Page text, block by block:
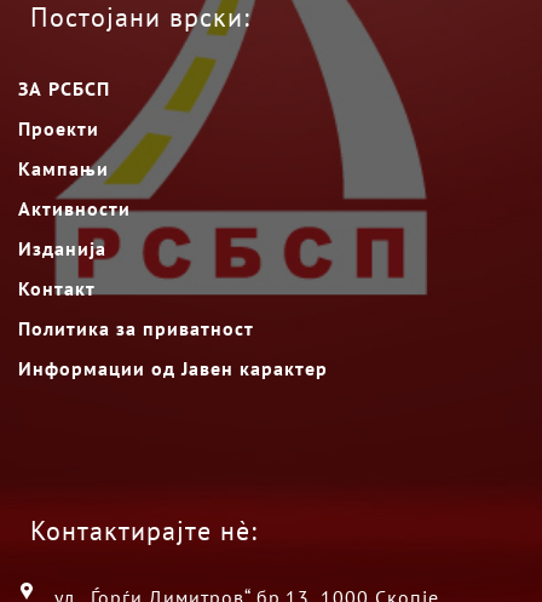
Постојани врски:
ЗА РСБСП
Проекти
Кампањи
Активности
Изданија
Контакт
Политика за приватност
Информации од Јавен карактер
Контактирајте нè: